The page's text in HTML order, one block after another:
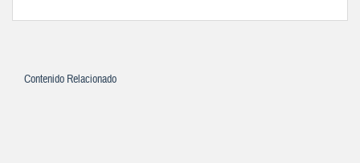
Contenido Relacionado